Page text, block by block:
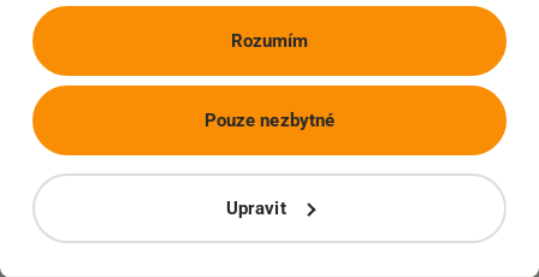
Rozumím
Upravit
Pouze nezbytné